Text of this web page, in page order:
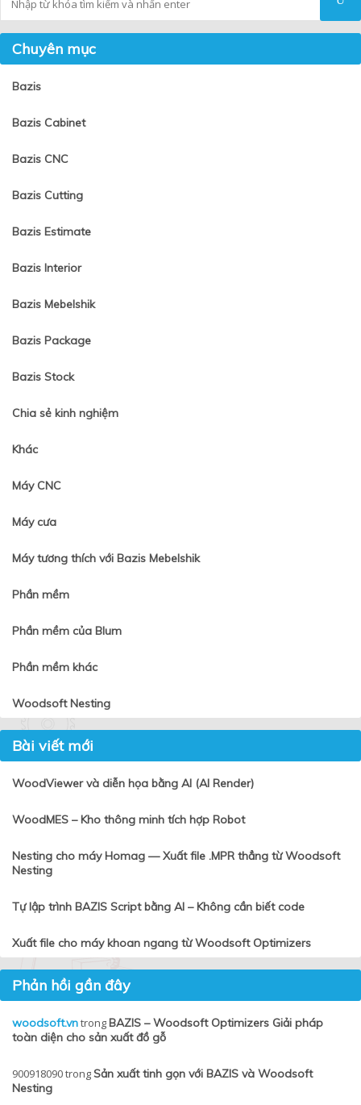
Chuyên mục
Bazis
Bazis Cabinet
Bazis CNC
Bazis Cutting
Bazis Estimate
Bazis Interior
Bazis Mebelshik
Bazis Package
Bazis Stock
Chia sẻ kinh nghiệm
Khác
Máy CNC
Máy cưa
Máy tương thích với Bazis Mebelshik
Phần mềm
Phần mềm của Blum
Phần mềm khác
Woodsoft Nesting
Bài viết mới
WoodViewer và diễn họa bằng AI (AI Render)
WoodMES – Kho thông minh tích hợp Robot
Nesting cho máy Homag — Xuất file .MPR thẳng từ Woodsoft
Nesting
Tự lập trình BAZIS Script bằng AI – Không cần biết code
Xuất file cho máy khoan ngang từ Woodsoft Optimizers
Phản hồi gần đây
woodsoft.vntrongBAZIS – Woodsoft Optimizers Giải pháp
toàn diện cho sản xuất đồ gỗ
900918090trongSản xuất tinh gọn với BAZIS và Woodsoft
Nesting